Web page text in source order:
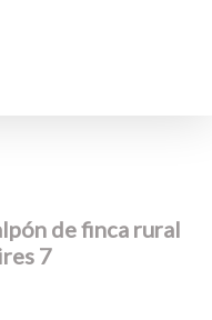
de finca rural
7